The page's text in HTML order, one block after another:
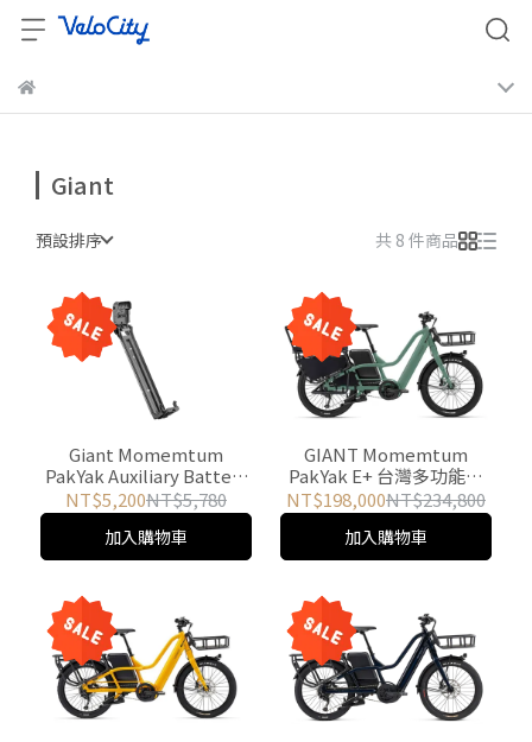
Giant
預設排序 共 8 件商品
Giant Momemtum
PakYak Auxiliary Battery
Holder 備用電池支架
NT$5,200NT$5,780
加入購物車
GIANT Momemtum
PakYak E+ 台灣多功能電
動輔助自行車 (軍綠)
NT$198,000NT$234,800
加入購物車